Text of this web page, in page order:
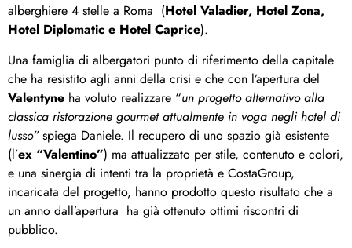
alberghiere 4 stelle a Roma (Hotel Valadier, Hotel Zona,
Hotel Diplomatic e Hotel Caprice).
Una famiglia di albergatori punto di riferimento della capitale
che ha resistito agli anni della crisi e che con l’apertura del
Valentyne ha voluto realizzare “un progetto alternativo alla
classica ristorazione gourmet attualmente in voga negli hotel di
lusso”spiega Daniele. Il recupero di uno spazio già esistente
(l’ex “Valentino”) ma attualizzato per stile, contenuto e colori,
e una sinergia di intenti tra la proprietà e CostaGroup,
incaricata del progetto, hanno prodotto questo risultato che a
un anno dall’apertura ha già ottenuto ottimi riscontri di
pubblico.